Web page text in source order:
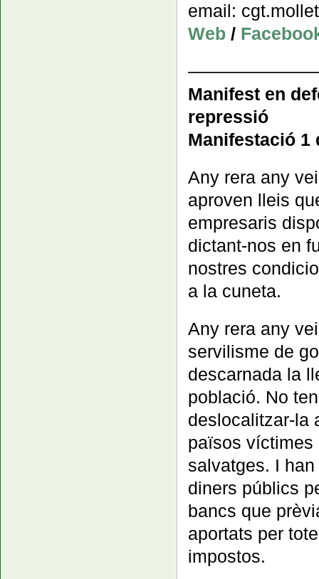
email:
Web /
Manifest en
repressió
Manifestació 1
Any rera any
aproven lleis
empresaris
dictant-nos en
nostres
a la cuneta.
Any rera any
servilisme de
descarnada la
població. No
deslocalitzar-la
països víctimes
salvatges. I
diners públics
bancs que
aportats per
impostos.